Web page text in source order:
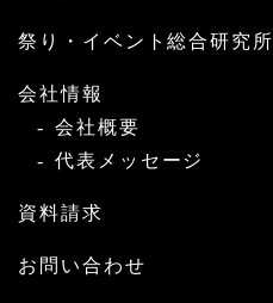
祭り・イベント総合研究所
会社情報
会社概要
代表メッセージ
資料請求
お問い合わせ